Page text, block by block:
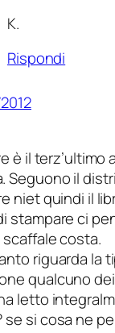
K.
Rispondi
è il terz’ultimo
Seguono il
niet quindi il
stampare ci
costa.
riguarda la
qualcuno
letto
se si cosa ne